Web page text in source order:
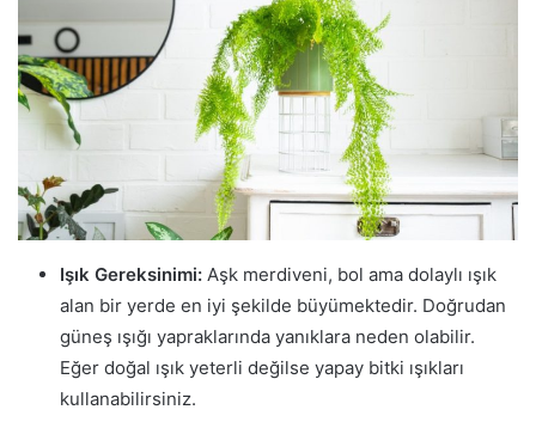
Işık Gereksinimi: Aşk merdiveni, bol ama dolaylı ışık
alan bir yerde en iyi şekilde büyümektedir. Doğrudan
güneş ışığı yapraklarında yanıklara neden olabilir.
Eğer doğal ışık yeterli değilse yapay bitki ışıkları
kullanabilirsiniz.